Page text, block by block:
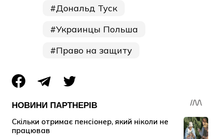
Дональд Туск
Украинцы Польша
Право на защиту